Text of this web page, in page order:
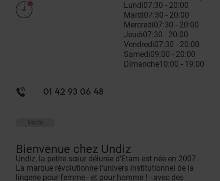
Lundi07:30 - 20:00
Mardi07:30 - 20:00
Mercredi07:30 - 20:00
Jeudi07:30 - 20:00
Vendredi07:30 - 20:00
Samedi09:00 - 20:00
Dimanche10:00 - 19:00
01 42 93 06 48
Mode
Bienvenue chez Undiz
Undiz, la petite sœur délurée d’Etam est née en 2007.
La marque révolutionne l’univers institutionnel de la
lingerie pour femme - et pour homme ! - avec des